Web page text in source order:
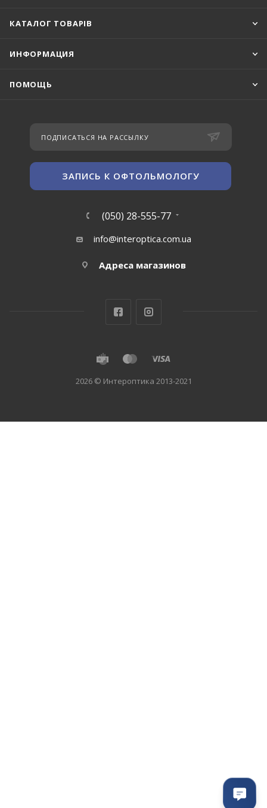
КАТАЛОГ ТОВАРІВ
ИНФОРМАЦИЯ
ПОМОЩЬ
ПОДПИСАТЬСЯ НА РАССЫЛКУ
ЗАПИСЬ К ОФТОЛЬМОЛОГУ
(050) 28-555-77
info@interoptica.com.ua
Адреса магазинов
2026 © Интероптика 2013-2021